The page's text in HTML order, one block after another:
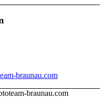
braunau.com
braunau.com